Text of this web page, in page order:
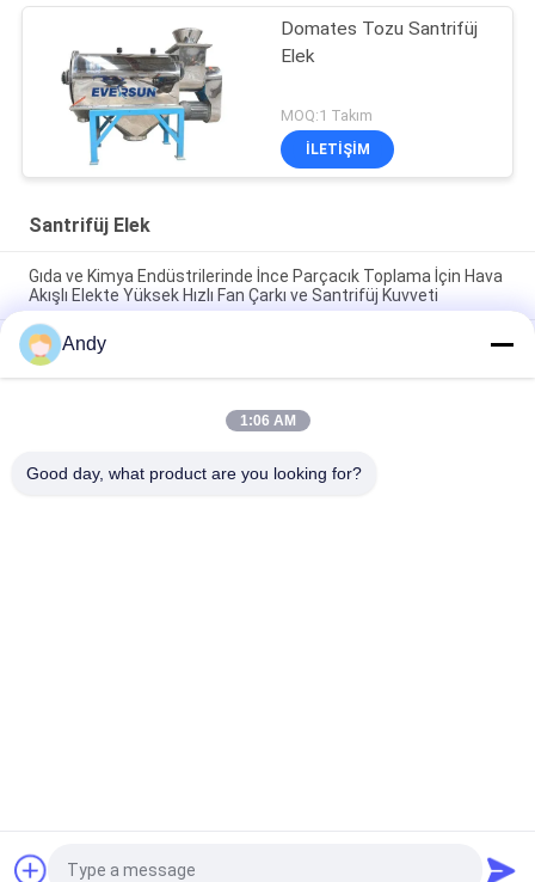
Domates Tozu Santrifüj
Elek
MOQ:1 Takım
İLETIŞIM
Santrifüj Elek
Gıda ve Kimya Endüstrilerinde İnce Parçacık Toplama İçin Hava
Akışlı Elekte Yüksek Hızlı Fan Çarkı ve Santrifüj Kuvveti
Stainless Steel Explosion-proof Air-flow Sieve Powder
Screening Machine Air-flow Sorting Machine
Basit Çalışma ve Bakım Hava akışı ile santrifüj tarayıcı Kimya
Mühendisliği Endüstrisinde Ultra ince toz sınıflandırması için
Andy
1:06 AM
Good day, what product are you looking for?